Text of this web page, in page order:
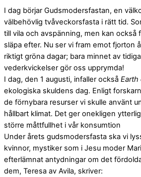
I dag börjar Gudsmodersfastan, en
välbehövlig tvåveckorsfasta i rätt tid.
till vila och avspänning, men kan också
släpa efter. Nu ser vi fram emot fjorton
riktigt gröna dagar; bara minnet av
vederkvickelser gör oss upprymda!
I dag, den 1 augusti, infaller också Earth
ekologiska skuldens dag. Enligt
de förnybara resurser vi skulle använt
hållbart klimat. Det ger onekligen
större måttfullhet i vår konsumtion
Under årets gudsmodersfasta ska vi
kvinnor, mystiker som i Jesu moder
efterlämnat antydningar om det
dem, Teresa av Avila, skriver: